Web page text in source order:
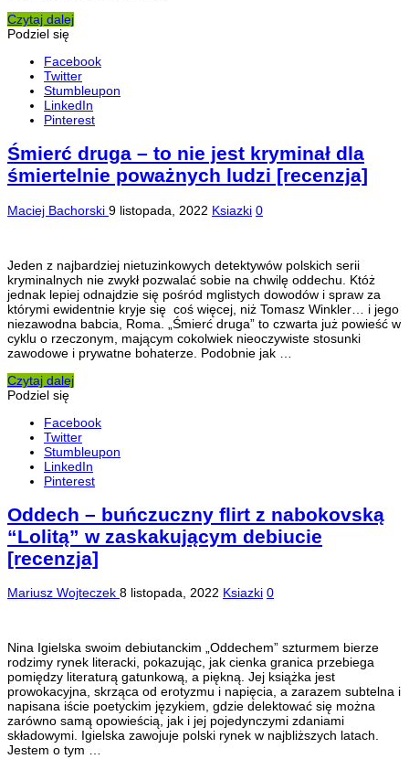
Czytaj dalej
Podziel się
Facebook
Twitter
Stumbleupon
LinkedIn
Pinterest
Śmierć druga – to nie jest kryminał dla
śmiertelnie poważnych ludzi [recenzja]
Maciej Bachorski 9 listopada, 2022 Ksiazki 0
Jeden z najbardziej nietuzinkowych detektywów polskich serii
kryminalnych nie zwykł pozwalać sobie na chwilę oddechu. Któż
jednak lepiej odnajdzie się pośród mglistych dowodów i spraw za
którymi ewidentnie kryje się coś więcej, niż Tomasz Winkler… i jego
niezawodna babcia, Roma. „Śmierć druga” to czwarta już powieść w
cyklu o rzeczonym, mającym cokolwiek nieoczywiste stosunki
zawodowe i prywatne bohaterze. Podobnie jak …
Czytaj dalej
Podziel się
Facebook
Twitter
Stumbleupon
LinkedIn
Pinterest
Oddech – buńczuczny flirt z nabokovską
“Lolitą” w zaskakującym debiucie
[recenzja]
Mariusz Wojteczek 8 listopada, 2022 Ksiazki 0
Nina Igielska swoim debiutanckim „Oddechem” szturmem bierze
rodzimy rynek literacki, pokazując, jak cienka granica przebiega
pomiędzy literaturą gatunkową, a piękną. Jej książka jest
prowokacyjna, skrząca od erotyzmu i napięcia, a zarazem subtelna i
napisana iście poetyckim językiem, gdzie delektować się można
zarówno samą opowieścią, jak i jej pojedynczymi zdaniami
składowymi. Igielska zawojuje polski rynek w najbliższych latach.
Jestem o tym …